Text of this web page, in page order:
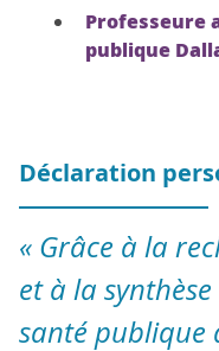
Professeure
publique
Déclaration
« Grâce à la
et à la
santé publique